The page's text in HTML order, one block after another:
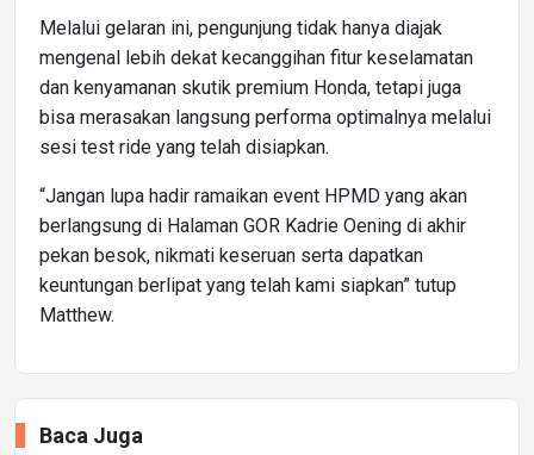
Melalui gelaran ini, pengunjung tidak hanya diajak
mengenal lebih dekat kecanggihan fitur keselamatan
dan kenyamanan skutik premium Honda, tetapi juga
bisa merasakan langsung performa optimalnya melalui
sesi test ride yang telah disiapkan.
“Jangan lupa hadir ramaikan event HPMD yang akan
berlangsung di Halaman GOR Kadrie Oening di akhir
pekan besok, nikmati keseruan serta dapatkan
keuntungan berlipat yang telah kami siapkan” tutup
Matthew.
Baca Juga